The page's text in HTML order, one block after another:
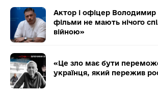
Актор і офіцер
фільми не мають нічого
війною»
«Це зло має бути
українця, який пережив